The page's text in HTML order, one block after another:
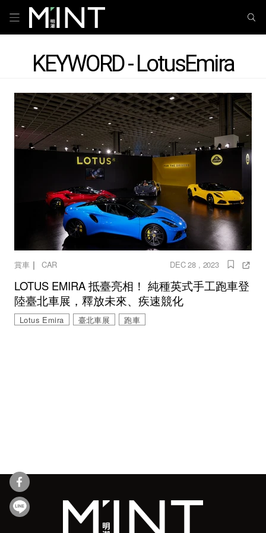
KEYWORD - LotusEmira
賞車｜ CAR DEC 28 , 2023
LOTUS EMIRA 抵臺亮相！ 純種英式手工跑車登
陸臺北車展，釋放未來、疾速競化
Lotus Emira 臺北車展 跑車